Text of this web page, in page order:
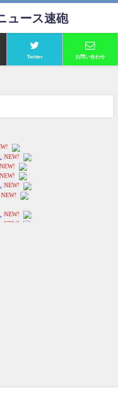
ュース速砲
Twitter お問い合わせ